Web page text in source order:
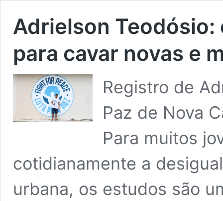
Adrielson
para cavar novas e
Registro de
Paz de Nova
Para muitos
cotidianamente a
urbana, os estudos são